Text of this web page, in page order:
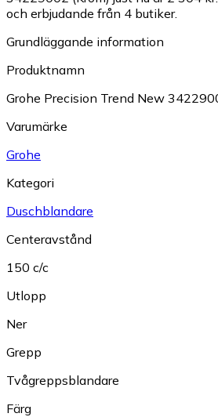
och erbjudande från 4 butiker.
Grundläggande information
Produktnamn
Grohe Precision Trend New
Varumärke
Grohe
Kategori
Duschblandare
Centeravstånd
150 c/c
Utlopp
Ner
Grepp
Tvågreppsblandare
Färg